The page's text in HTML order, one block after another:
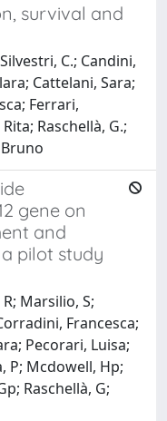
survival and
C.; Candini,
Cattelani, Sara;
Ferrari,
Raschellà, G.;
gene on
and
pilot study
Marsilio, S;
Francesca;
Pecorari, Luisa;
P; Mcdowell, Hp;
Raschellà, G;